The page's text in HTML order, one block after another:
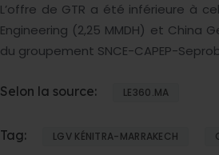
L’offre de GTR a été inférieure à
Engineering (2,25 MMDH) et China
du groupement SNCE-CAPEP-
Selon la source: LE360.MA
Tag: LGV KÉNITRA-MARRAKECH